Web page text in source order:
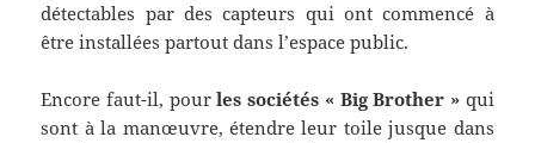
détectables par des capteurs qui ont commencé à
être installées partout dans l’espace public.
Encore faut-il, pourles sociétés « Big Brother »qui
sont à la manœuvre, étendre leur toile jusque dans